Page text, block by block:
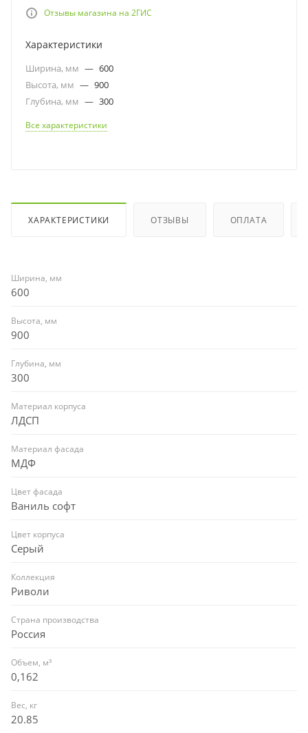
Отзывы магазина на 2ГИС
Характеристики
Ширина, мм — 600
Высота, мм — 900
Глубина, мм — 300
Все характеристики
ХАРАКТЕРИСТИКИ ОТЗЫВЫ ОПЛАТА
Ширина, мм
600
Высота, мм
900
Глубина, мм
300
Материал корпуса
ЛДСП
Материал фасада
МДФ
Цвет фасада
Ваниль софт
Цвет корпуса
Серый
Коллекция
Риволи
Страна производства
Россия
Объем, м³
0,162
Вес, кг
20.85